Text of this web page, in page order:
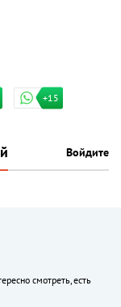
+15
Войдите
смотреть, есть